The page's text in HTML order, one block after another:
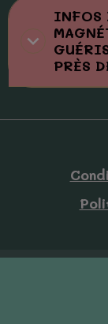
INFOS
PRÈS